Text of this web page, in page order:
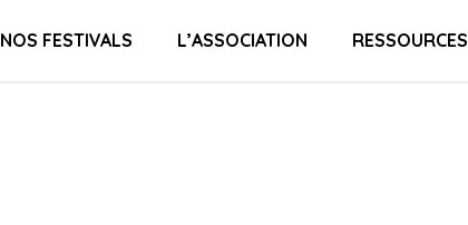
NOS FESTIVALS L’ASSOCIATION RESSOURCES